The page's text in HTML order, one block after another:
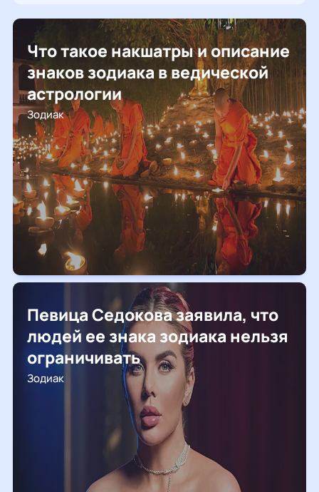
Что такое накшатры и описание
знаков зодиака в ведической
астрологии
Зодиак
Певица Седокова заявила, что
людей ее знака зодиака нельзя
ограничивать
Зодиак